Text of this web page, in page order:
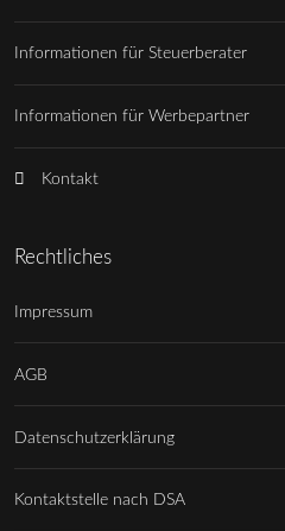
Informationen für Steuerberater
Informationen für Werbepartner
Kontakt
Rechtliches
Impressum
AGB
Datenschutzerklärung
Kontaktstelle nach DSA